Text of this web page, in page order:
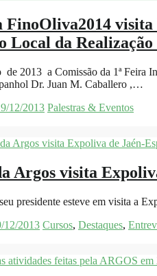
FinoOliva2014
Local da
de 2013 a Comissão da 1ª Feira
Dr. Juan M. Caballero ,…
12/2013 Palestras & Eventos
Argos visita
presidente esteve em visita a
12/2013 Cursos, Destaques,